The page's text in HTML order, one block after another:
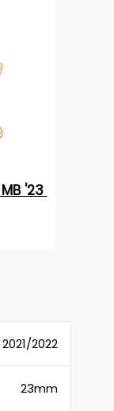
'23
2021/2022
23mm